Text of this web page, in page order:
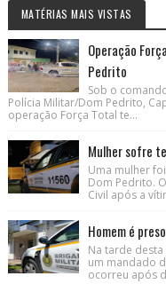
MATÉRIAS MAIS VISTAS
Operação
Pedrito
Sob o
Polícia Militar/Dom Pedrito,
operação Força Total te...
Mulher sofre
Uma mulher
Dom Pedrito.
Civil após a
Homem é
Na tarde
um mandado
ocorreu após